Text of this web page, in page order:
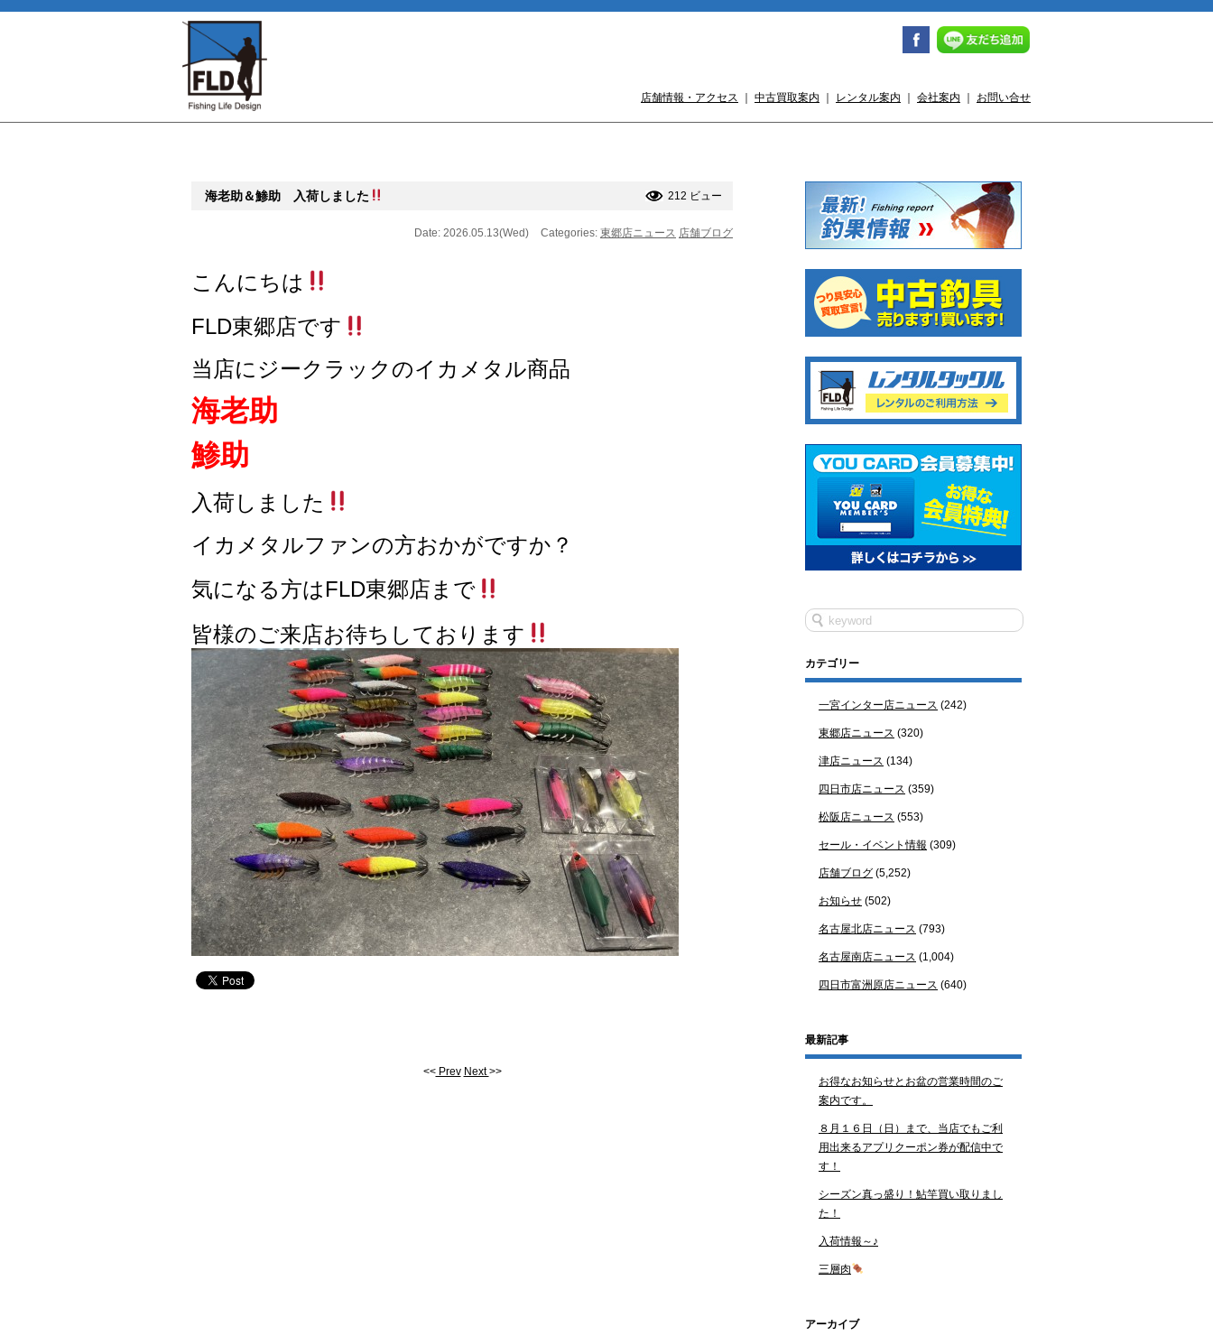
店舗情報・アクセス 中古買取案内 レンタル案内 会社案内 お問い合せ
海老助＆鯵助 入荷しました 212 ビュー
Date: 2026.05.13(Wed) Categories: 東郷店ニュース 店舗ブログ
こんにちは
FLD東郷店です
当店にジークラックのイカメタル商品
海老助
鯵助
入荷しました
イカメタルファンの方おかがですか？
気になる方はFLD東郷店まで
皆様のご来店お待ちしております
<<Prev Next>>
カテゴリー
一宮インター店ニュース (242)
東郷店ニュース (320)
津店ニュース (134)
四日市店ニュース (359)
松阪店ニュース (553)
セール・イベント情報 (309)
店舗ブログ (5,252)
お知らせ (502)
名古屋北店ニュース (793)
名古屋南店ニュース (1,004)
四日市富洲原店ニュース (640)
最新記事
お得なお知らせとお盆の営業時間のご
案内です。
８月１６日（日）まで、当店でもご利
用出来るアプリクーポン券が配信中で
す！
シーズン真っ盛り！鮎竿買い取りまし
た！
入荷情報～♪
三層肉
アーカイブ